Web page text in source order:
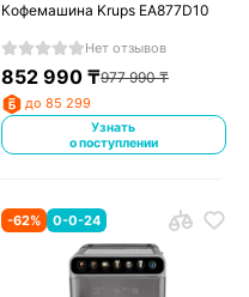
Кофемашина Krups EA877D10
Нет отзывов
852 990 ₸977 990₸
до 85 299
Узнать
о поступлении
-62% 0-0-24